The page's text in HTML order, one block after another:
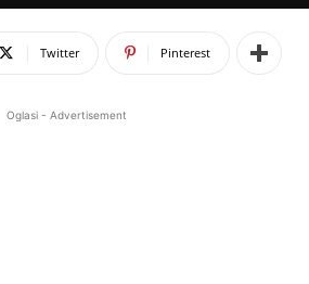
Twitter Pinterest
Oglasi - Advertisement